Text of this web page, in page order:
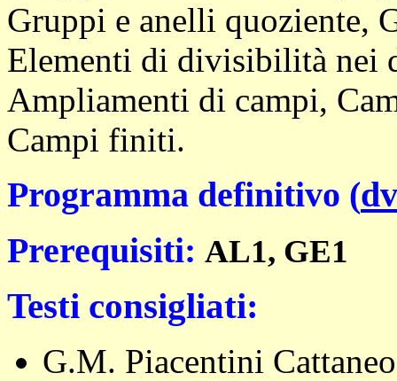
Gruppi e anelli quoziente,
Elementi di divisibilità nei
Ampliamenti di campi,
Campi finiti.
Programma definitivo (
Prerequisiti: AL1, GE1
Testi consigliati:
G.M. Piacentini